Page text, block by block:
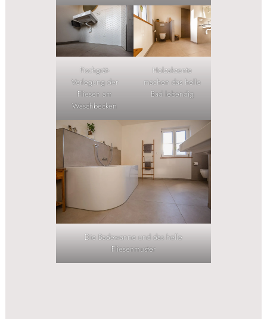
Fischgrät-
Verlegung der
Fliesen am
Waschbecken
Holzakzente
machen das helle
Bad lebendig
Die Badewanne und das helle
Fliesenmuster